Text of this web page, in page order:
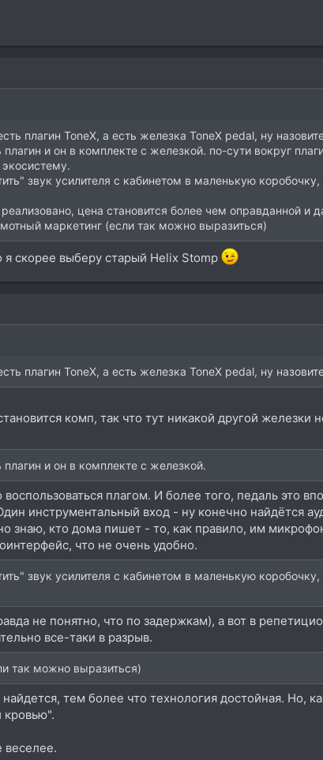
плагин ToneX, а есть железка ToneX pedal, ну
и он в комплекте с железкой. по-сути вокруг
звук усилителя с кабинетом в маленькую
цена становится более чем оправданной и
маркетинг (если так можно выразиться)
скорее выберу старый Helix Stomp
плагин ToneX, а есть железка ToneX pedal, ну
комп, так что тут никакой другой железки
и он в комплекте с железкой.
плагом. И более того, педаль это
инструментальный вход - ну конечно найдётся
знаю, кто дома пишет - то, как правило, им
что не очень удобно.
звук усилителя с кабинетом в маленькую
не понятно, что по задержкам), а вот в
все-таки в разрыв.
так можно выразиться)
тем более что технология достойная. Но,
веселее.